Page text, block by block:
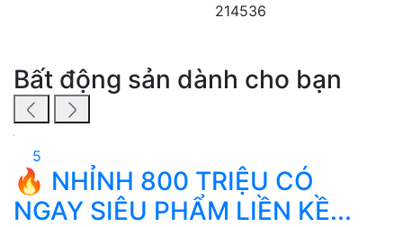
214536
Bất động sản dành cho bạn
5
🔥 NHỈNH 800 TRIỆU CÓ
NGAY SIÊU PHẨM LIỀN KỀ...